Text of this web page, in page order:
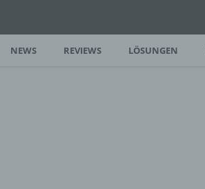
NEWS REVIEWS LÖSUNGEN